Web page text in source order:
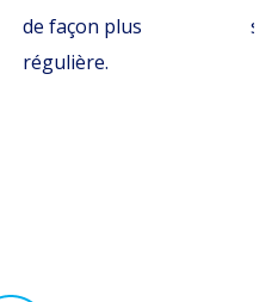
de façon plus
régulière.